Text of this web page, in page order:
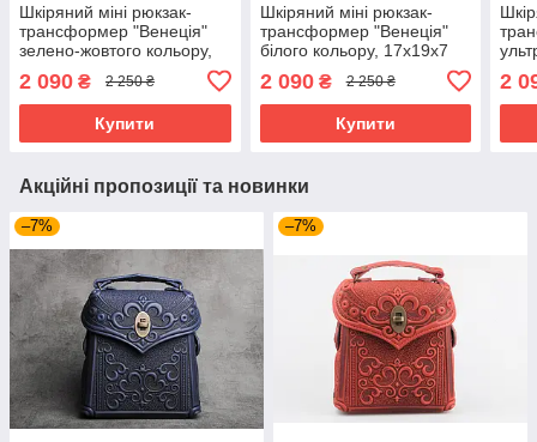
Шкіряний міні рюкзак-
трансформер "Венеція"
зелено-жовтого кольору,
2 090 ₴ 2 250 ₴
Купити
Шкіряний міні рюкзак-
трансформер "Венеція"
білого кольору, 17х19х7
2 090₴ 2 250 ₴
Купити
2
Акційні пропозиції та новинки
–7% –7%